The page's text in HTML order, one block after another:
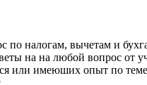
по налогам, вычетам и
на на любой вопрос от
или имеюших опыт по